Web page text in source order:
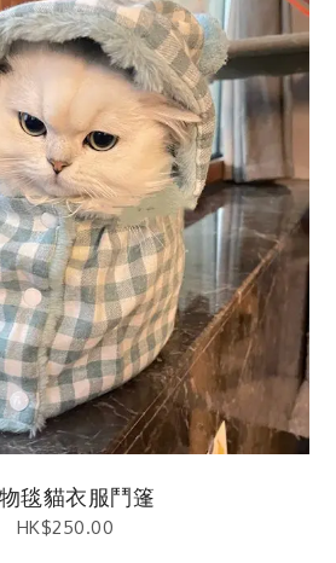
毯貓衣服鬥篷
HK$250.00